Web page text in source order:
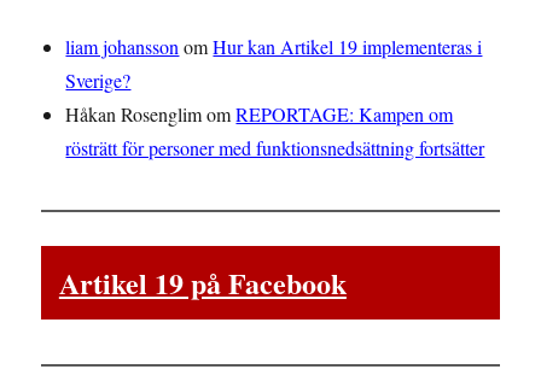
liam johansson omHur kan Artikel 19 implementeras i
Sverige?
Håkan RosenglimomREPORTAGE: Kampen om
rösträtt för personer med funktionsnedsättning fortsätter
Artikel 19 på Facebook